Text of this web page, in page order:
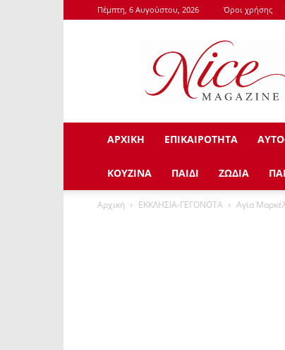
Πέμπτη, 6 Αυγούστου, 2026 Όροι χρήσης
ΑΡΧΙΚΗ ΕΠΙΚΑΙΡΟΤΗΤΑ
ΚΟΥΖΙΝΑ ΠΑΙΔΙ ΖΩΔΙΑ
Αρχική ΕΚΚΛΗΣΙΑ-ΓΕΓΟΝΟΤΑ Αγία